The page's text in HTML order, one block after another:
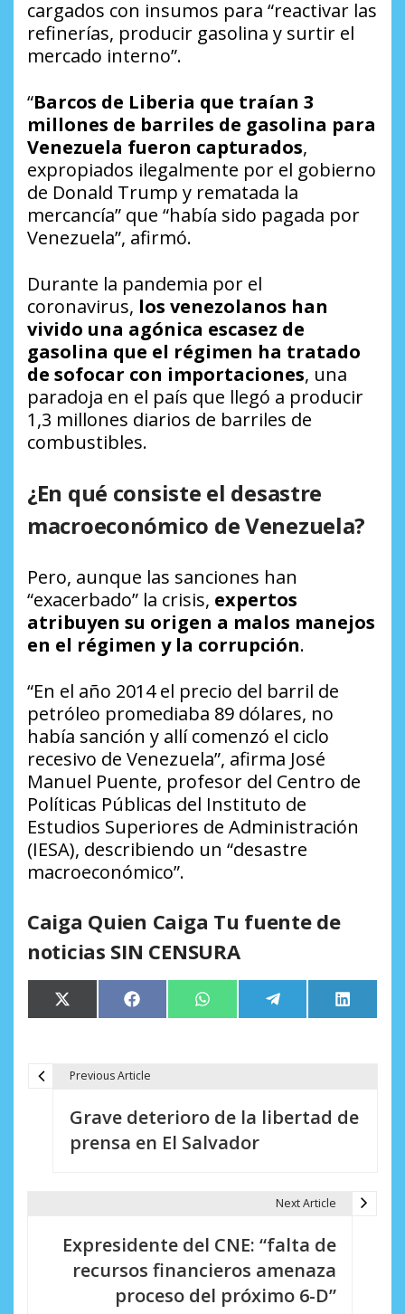
cargados con insumos para “reactivar las
refinerías, producir gasolina y surtir el
mercado interno”.
“Barcos de Liberia que traían 3
millones de barriles de gasolina para
Venezuela fueron capturados,
expropiados ilegalmente por el gobierno
de Donald Trump y rematada la
mercancía” que “había sido pagada por
Venezuela”, afirmó.
Durante la pandemia por el
coronavirus, los venezolanos han
vivido una agónica escasez de
gasolina que el régimen ha tratado
de sofocar con importaciones, una
paradoja en el país que llegó a producir
1,3 millones diarios de barriles de
combustibles.
¿En qué consiste el desastre
macroeconómico de Venezuela?
Pero, aunque las sanciones han
“exacerbado” la crisis, expertos
atribuyen su origen a malos manejos
en el régimen y la corrupción.
“En el año 2014 el precio del barril de
petróleo promediaba 89 dólares, no
había sanción y allí comenzó el ciclo
recesivo de Venezuela”, afirma José
Manuel Puente, profesor del Centro de
Políticas Públicas del Instituto de
Estudios Superiores de Administración
(IESA), describiendo un “desastre
macroeconómico”.
Caiga Quien Caiga Tu fuente de
noticias SIN CENSURA
Compartir
en
X
(Twitter)
Compartir
en
Facebook Compartir
en
WhatsApp Compartir
en
Telegram
en
LinkedIn
Previous Article
Grave deterioro de la libertad de
prensa en El Salvador
Next Article
Expresidente del CNE: “falta de
recursos financieros amenaza
proceso del próximo 6-D”